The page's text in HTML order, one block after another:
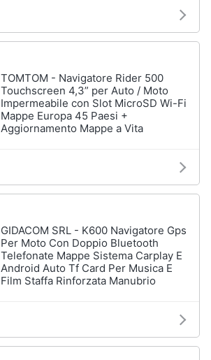
TOMTOM - Navigatore Rider 500
Touchscreen 4,3” per Auto / Moto
Impermeabile con Slot MicroSD Wi-Fi
Mappe Europa 45 Paesi +
Aggiornamento Mappe a Vita
GIDACOM SRL - K600 Navigatore Gps
Per Moto Con Doppio Bluetooth
Telefonate Mappe Sistema Carplay E
Android Auto Tf Card Per Musica E
Film Staffa Rinforzata Manubrio